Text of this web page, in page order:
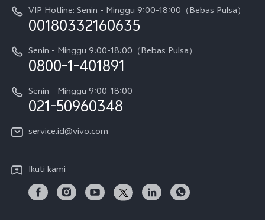
V70 FE
Y05
X300 Pro
Gerai Terdekat
Pembaruan Sistem
Harga Spare Part
Otentikasi IMEI
Kebijakan Garansi vivo
Layanan Perbaikan Antar Jemput
Unduh LUT untuk Memulihkan Log
Berita
Pemberitahuan Hukum
Tentang Kami
Pusat Privasi vivo
VIP Hotline: Senin - Minggu 9:00-18:00（Bebas Pulsa）
00180332160635
Senin - Minggu 9:00-18:00（Bebas Pulsa）
0800-1-401891
Senin - Minggu 9:00-18:00
021-50960348
service.id@vivo.com
Ikuti kami